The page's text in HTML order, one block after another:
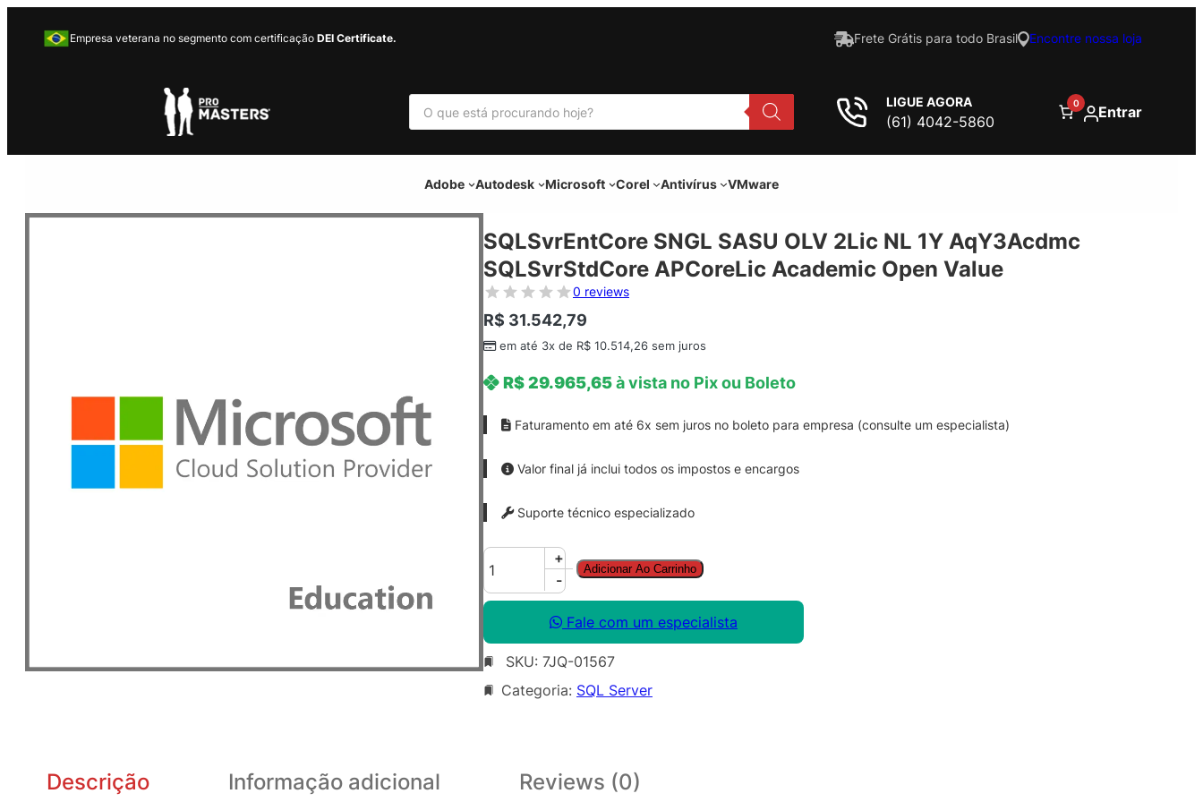
Empresa veterana no segmento com certificação DEI Certificate. Frete Grátis para todo Brasil Encontre nossa loja
P
s
u
r
LIGUE AGORA
(61) 4042-5860
0 Entrar
Adobe Autodesk Microsoft Corel Antivírus VMware
SQLSvrEntCore SNGL SASU OLV 2Lic NL 1Y AqY3Acdmc
SQLSvrStdCore APCoreLic Academic Open Value
0 reviews
R$ 31.542,79
em até 3x de R$ 10.514,26 sem juros
R$29.965,65à vista no Pix ou Boleto
Faturamento em até 6x sem juros no boleto para empresa (consulte um especialista)
Valor final já inclui todos os impostos e encargos
Suporte técnico especializado
S
Q
L
v
r
E
+
-
Adicionar Ao Carrinho
Fale com um especialista
SKU: 7JQ-01567
Categoria: SQL Server
Descrição Informação adicional Reviews (0)